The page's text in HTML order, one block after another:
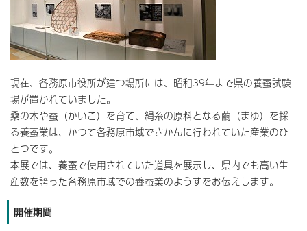
現在、各務原市役所が建つ場所には、昭和39年まで県の養蚕試験
場が置かれていました。
桑の木や蚕（かいこ）を育て、絹糸の原料となる繭（まゆ）を採
る養蚕業は、かつて各務原市域でさかんに行われていた産業のひ
とつです。
本展では、養蚕で使用されていた道具を展示し、県内でも高い生
産数を誇った各務原市域での養蚕業のようすをお伝えします。
開催期間